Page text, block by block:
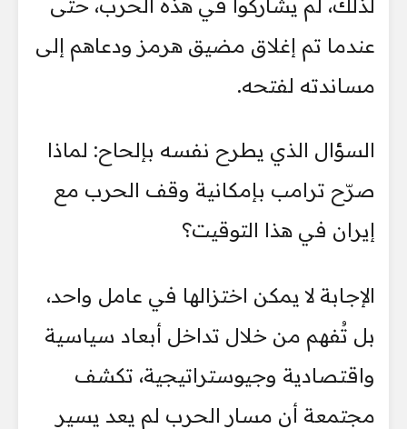
عندما تم إغلاق مضيق هرمز ودعاهم إلى
مساندته لفتحه.
السؤال الذي يطرح نفسه بإلحاح: لماذا
صرّح ترامب بإمكانية وقف الحرب مع
إيران في هذا التوقيت؟
الإجابة لا يمكن اختزالها في عامل واحد،
بل تُفهم من خلال تداخل أبعاد سياسية
واقتصادية وجيوستراتيجية، تكشف
مجتمعة أن مسار الحرب لم يعد يسير